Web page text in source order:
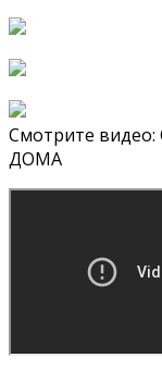
Смотрите
ДОМА